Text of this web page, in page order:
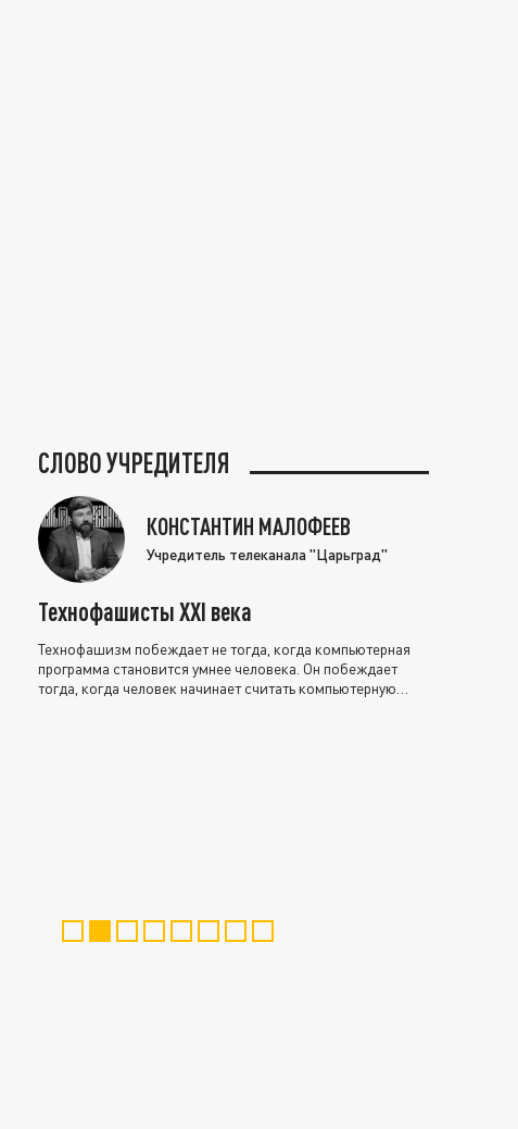
СЛОВО УЧРЕДИТЕЛЯ
КОНСТАНТИН МАЛОФЕЕВ
Учредитель телеканала "Царьград"
Технофашисты XXI века
Технофашизм побеждает не тогда, когда компьютерная
программа становится умнее человека. Он побеждает
тогда, когда человек начинает считать компьютерную